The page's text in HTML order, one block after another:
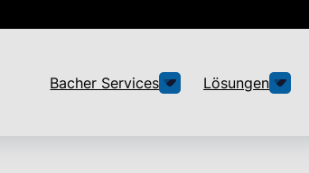
Bacher Services Lösungen